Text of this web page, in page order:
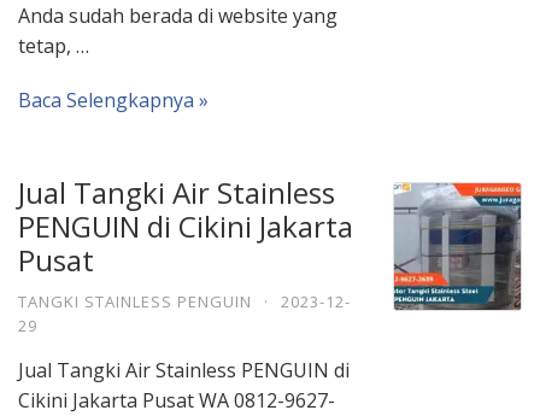
Anda sudah berada di website yang
tetap, …
Baca Selengkapnya »
Jual Tangki Air Stainless
PENGUIN di Cikini Jakarta
Pusat
TANGKI STAINLESS PENGUIN ·
2023-12-
29
Jual Tangki Air Stainless PENGUIN di
Cikini Jakarta Pusat WA 0812-9627-